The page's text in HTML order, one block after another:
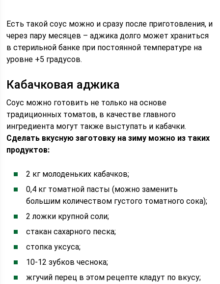
Есть такой соус можно и сразу после приготовления, и
через пару месяцев – аджика долго может храниться
в стерильной банке при постоянной температуре на
уровне +5 градусов.
Кабачковая аджика
Соус можно готовить не только на основе
традиционных томатов, в качестве главного
ингредиента могут также выступать и кабачки.
Сделать вкусную заготовку на зиму можно из таких
продуктов:
2 кг молоденьких кабачков;
0,4 кг томатной пасты (можно заменить
большим количеством густого томатного сока);
2 ложки крупной соли;
стакан сахарного песка;
стопка уксуса;
10-12 зубков чеснока;
жгучий перец в этом рецепте кладут по вкусу;